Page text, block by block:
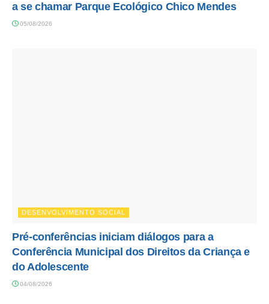
a se chamar Parque Ecológico Chico Mendes
05/08/2026
DESENVOLVIMENTO SOCIAL
Pré-conferências iniciam diálogos para a
Conferência Municipal dos Direitos da Criança e
do Adolescente
04/08/2026